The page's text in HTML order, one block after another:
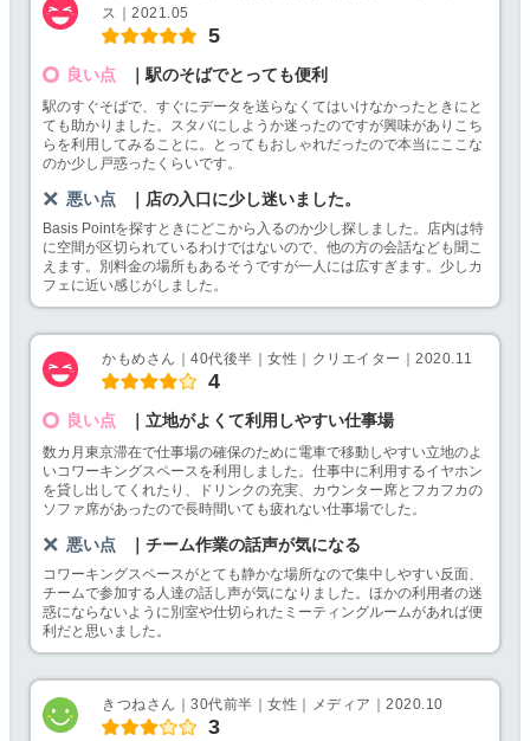
ス｜2021.05
5
良い点 ｜駅のそばでとっても便利
駅のすぐそばで、すぐにデータを送らなくてはいけなかったときにと
ても助かりました。スタバにしようか迷ったのですが興味がありこち
らを利用してみることに。とってもおしゃれだったので本当にここな
のか少し戸惑ったくらいです。
悪い点 ｜店の入口に少し迷いました。
Basis Pointを探すときにどこから入るのか少し探しました。店内は特
に空間が区切られているわけではないので、他の方の会話なども聞こ
えます。別料金の場所もあるそうですが一人には広すぎます。少しカ
フェに近い感じがしました。
かもめさん｜40代後半｜女性｜クリエイター｜2020.11
4
良い点 ｜立地がよくて利用しやすい仕事場
数カ月東京滞在で仕事場の確保のために電車で移動しやすい立地のよ
いコワーキングスペースを利用しました。仕事中に利用するイヤホン
を貸し出してくれたり、ドリンクの充実、カウンター席とフカフカの
ソファ席があったので長時間いても疲れない仕事場でした。
悪い点 ｜チーム作業の話声が気になる
コワーキングスペースがとても静かな場所なので集中しやすい反面、
チームで参加する人達の話し声が気になりました。ほかの利用者の迷
惑にならないように別室や仕切られたミーティングルームがあれば便
利だと思いました。
きつねさん｜30代前半｜女性｜メディア｜2020.10
3